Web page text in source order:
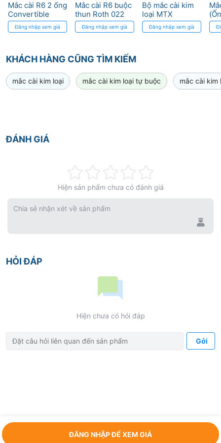
ĐĂNG NHẬP ĐỂ XEM GIÁ
Mắc cài R6 2 ống
Convertible
MBT 022 DTC
Medical
Đăng nhập xem giá
Mắc cài R6 buộc
thun Roth 022
DTC Medical
Apparatus
Đăng nhập xem giá
Bộ mắc cài kim
loại MTX
Roth/MBT (5x5)
DynaFlex
Đăng nhập xem giá
KHÁCH HÀNG CŨNG TÌM KIẾM
mắc cài kim loại mắc cài kim loại tự buộc mắc cài kim
ĐÁNH GIÁ
0%
Hiện sản phẩm chưa có đánh giá
Chia sẻ nhận xét về sản phẩm
HỎI ĐÁP
Hiện chưa có hỏi đáp
Gởi